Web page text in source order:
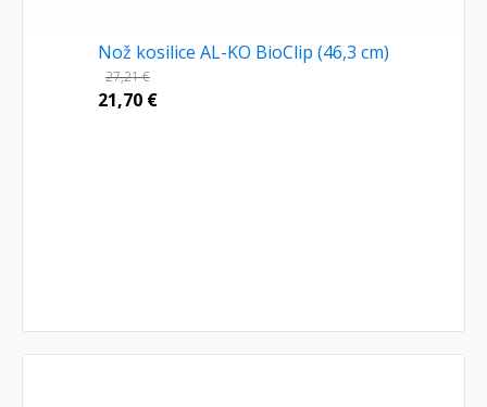
Nož kosilice AL-KO BioClip (46,3 cm)
27,21€
21,70 €